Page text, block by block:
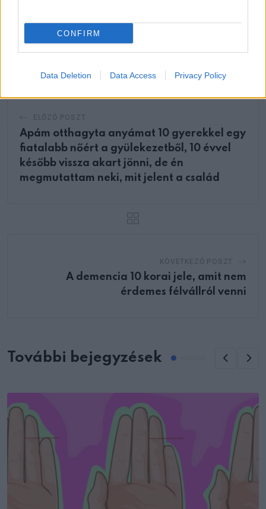
CONFIRM
Data Deletion Data Access Privacy Policy
Whatsapp
Apám otthagyta anyámat 10 gyerekkel egy
fiatalabb nőért a gyülekezetből, 10 évvel
később vissza akart jönni, de én
megmutattam neki, mit jelent a család
A demencia 10 korai jele, amit nem
érdemes félvállról venni
További bejegyzések